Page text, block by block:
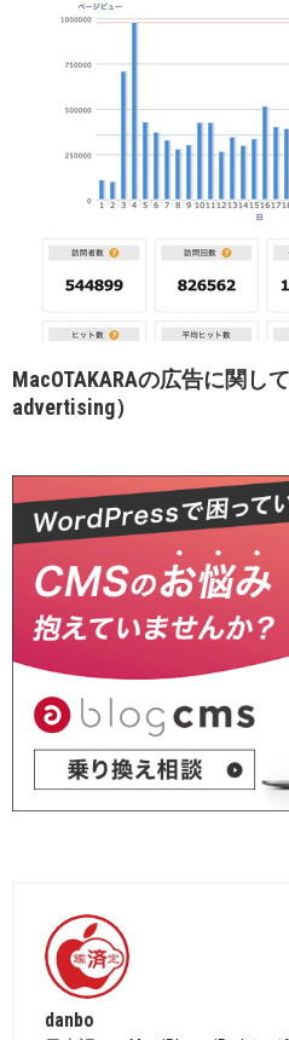
MacOTAKARAの広告に関し
advertising）
danbo